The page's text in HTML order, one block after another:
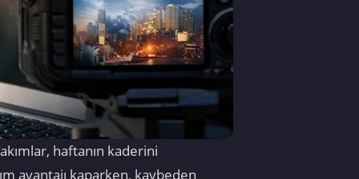
haftanın kaderini
avantajı kaparken, kaybeden